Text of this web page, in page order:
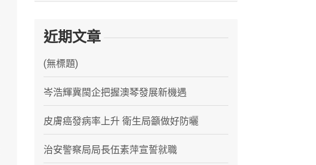
近期文章
(無標題)
岑浩輝冀閩企把握澳琴發展新機遇
皮膚癌發病率上升 衛生局籲做好防曬
治安警察局局長伍素萍宣誓就職